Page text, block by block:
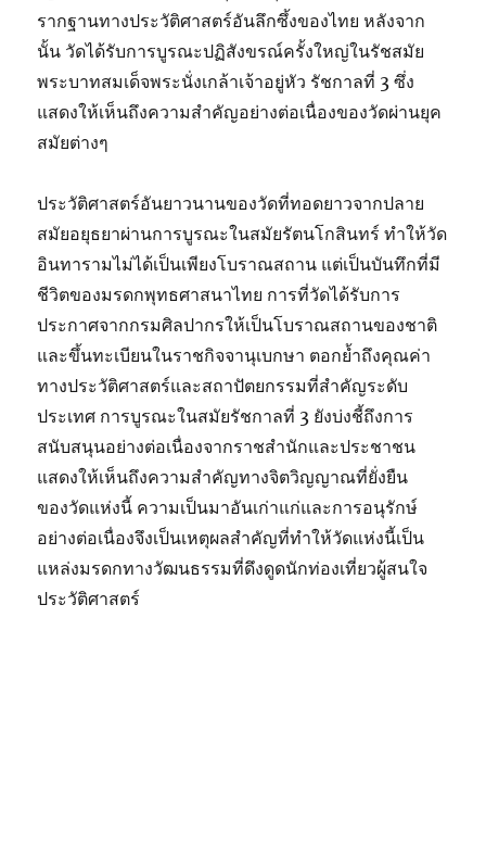
รากฐานทางประวัติศาสตร์อันลึกซึ้งของไทย หลังจาก
นั้น วัดได้รับการบูรณะปฏิสังขรณ์ครั้งใหญ่ในรัชสมัย
พระบาทสมเด็จพระนั่งเกล้าเจ้าอยู่หัว รัชกาลที่ 3 ซึ่ง
แสดงให้เห็นถึงความสำคัญอย่างต่อเนื่องของวัดผ่านยุค
สมัยต่างๆ
ประวัติศาสตร์อันยาวนานของวัดที่ทอดยาวจากปลาย
สมัยอยุธยาผ่านการบูรณะในสมัยรัตนโกสินทร์ ทำให้วัด
อินทารามไม่ได้เป็นเพียงโบราณสถาน แต่เป็นบันทึกที่มี
ชีวิตของมรดกพุทธศาสนาไทย การที่วัดได้รับการ
ประกาศจากกรมศิลปากรให้เป็นโบราณสถานของชาติ
และขึ้นทะเบียนในราชกิจจานุเบกษา ตอกย้ำถึงคุณค่า
ทางประวัติศาสตร์และสถาปัตยกรรมที่สำคัญระดับ
ประเทศ การบูรณะในสมัยรัชกาลที่ 3 ยังบ่งชี้ถึงการ
สนับสนุนอย่างต่อเนื่องจากราชสำนักและประชาชน
แสดงให้เห็นถึงความสำคัญทางจิตวิญญาณที่ยั่งยืน
ของวัดแห่งนี้ ความเป็นมาอันเก่าแก่และการอนุรักษ์
อย่างต่อเนื่องจึงเป็นเหตุผลสำคัญที่ทำให้วัดแห่งนี้เป็น
แหล่งมรดกทางวัฒนธรรมที่ดึงดูดนักท่องเที่ยวผู้สนใจ
ประวัติศาสตร์